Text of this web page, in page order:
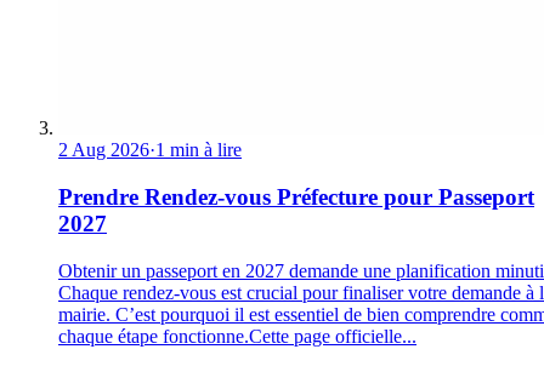
2 Aug 2026·1 min à lire
Prendre Rendez-vous Préfecture pour Passeport
2027
Obtenir un passeport en 2027 demande une planification
Chaque rendez-vous est crucial pour finaliser votre demande à
mairie. C’est pourquoi il est essentiel de bien comprendre
chaque étape fonctionne.Cette page officielle...